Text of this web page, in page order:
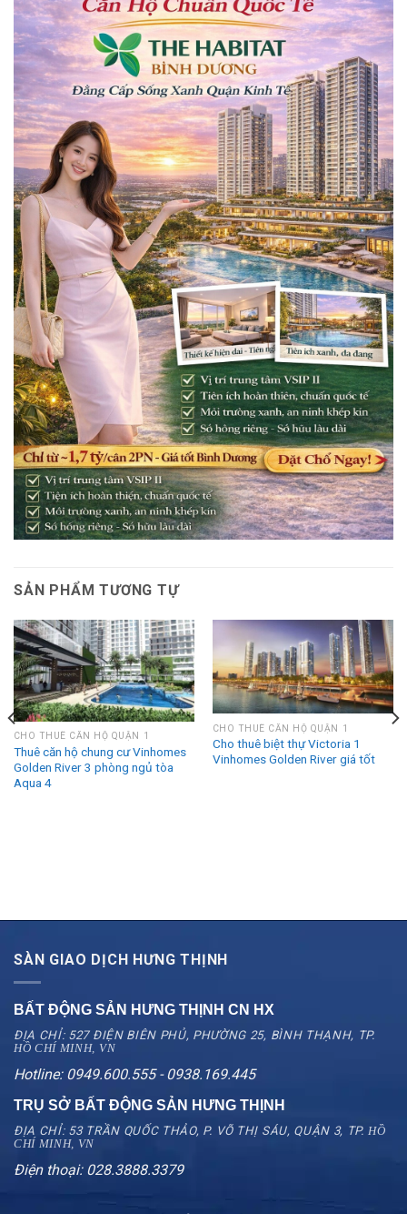
SẢN PHẨM TƯƠNG TỰ
CHO THUÊ CĂN HỘ QUẬN 1
Thuê căn hộ chung cư Vinhomes
Golden River 3 phòng ngủ tòa
Aqua 4
CHO THUÊ CĂN HỘ QUẬN 1
Cho thuê biệt thự Victoria 1
Vinhomes Golden River giá tốt
SÀN GIAO DỊCH HƯNG THỊNH
BẤT ĐỘNG SẢN HƯNG THỊNH CN HX
ĐỊA CHỈ: 527 ĐIỆN BIÊN PHỦ, PHƯỜNG 25, BÌNH THẠNH, TP.
HỒ CHÍ MINH, VN
Hotline: 0949.600.555 - 0938.169.445
TRỤ SỞ BẤT ĐỘNG SẢN HƯNG THỊNH
ĐỊA CHỈ: 53 TRẦN QUỐC THẢO, P. VÕ THỊ SÁU, QUẬN 3, TP.HỒ
CHÍ MINH, VN
Điện thoại: 028.3888.3379